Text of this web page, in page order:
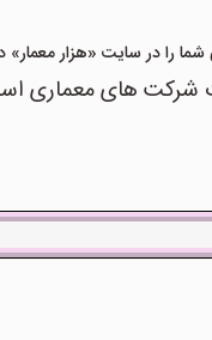
«هزار معمار» دیده ام و کد
های معماری